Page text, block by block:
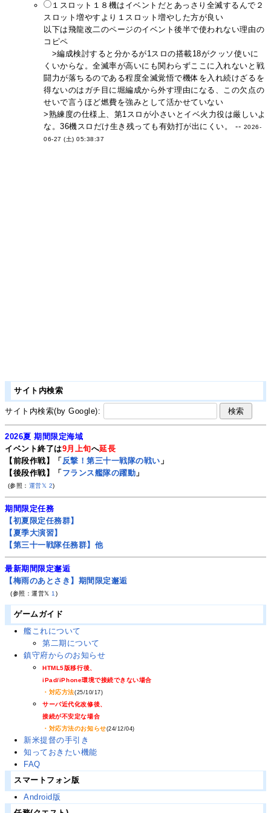
１スロット１８機はイベントだとあっさり全滅するんで２
スロット増やすより１スロット増やした方が良い
以下は飛龍改二のページのイベント後半で使われない理由の
コピペ
>編成検討すると分かるが1スロの搭載18がクッソ使いに
くいからな。全滅率が高いにも関わらずここに入れないと戦
闘力が落ちるのである程度全滅覚悟で機体を入れ続けざるを
得ないのはガチ目に堀編成から外す理由になる、この欠点の
せいで言うほど燃費を強みとして活かせていない
>熟練度の仕様上、第1スロが小さいとイベ火力役は厳しいよ
な。36機スロだけ生き残っても有効打が出にくい。 -- 2026-
06-27 (土) 05:38:37
サイト内検索
サイト内検索(by Google):
2026夏 期間限定海域
イベント終了は9月上旬へ延長
【前段作戦】「 反撃！第三十一戦隊の戦い 」
【後段作戦】「 フランス艦隊の躍動 」
(参照： 運営𝕏 2)
期間限定任務
【初夏限定任務群】
【夏季大演習】
【第三十一戦隊任務群】他
最新期間限定邂逅
【梅雨のあとさき】期間限定邂逅
(参照：運営𝕏 1 )
ゲームガイド
艦これについて
第二期について
鎮守府からのお知らせ
HTML5版移行後、
iPad/iPhone環境で接続できない場合
・対応方法(25/10/17)
サーバ近代化改修後、
接続が不安定な場合
・対応方法のお知らせ(24/12/04)
新米提督の手引き
知っておきたい機能
FAQ
スマートフォン版
Android版